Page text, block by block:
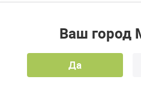
Ваш город
Да
Спальня
распашные